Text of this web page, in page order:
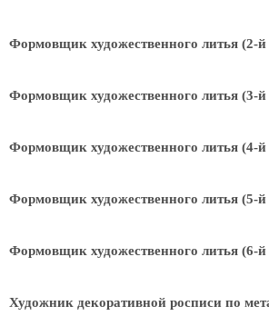
Формовщик художественного литья (2-й
Формовщик художественного литья (3-й
Формовщик художественного литья (4-й
Формовщик художественного литья (5-й
Формовщик художественного литья (6-й
Художник декоративной росписи по